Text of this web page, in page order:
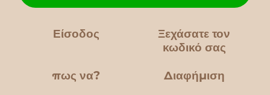
Είσοδος
Ξεχάσατε τον
κωδικό σας
πως να? Διαφήμιση